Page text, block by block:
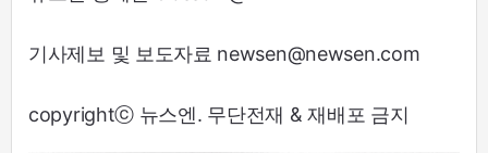
기사제보 및 보도자료 newsen@newsen.com
copyrightⓒ 뉴스엔. 무단전재 & 재배포 금지